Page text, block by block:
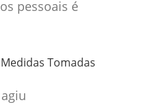
pessoais é
Tomadas